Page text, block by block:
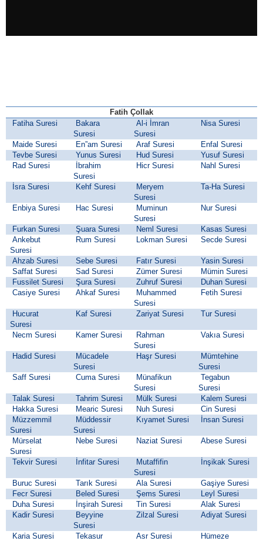
Fatih Çollak
Fatiha Suresi
Bakara
Suresi
Al-i İmran
Suresi
Nisa Suresi
Maide Suresi En”am Suresi Araf Suresi
Enfal Suresi
Tevbe Suresi
Yunus Suresi Hud Suresi
Yusuf Suresi
Rad Suresi
İbrahim
Suresi
Hicr Suresi Nahl Suresi
İsra Suresi Kehf Suresi
Meryem
Suresi
Ta-Ha Suresi
Enbiya Suresi Hac Suresi
Muminun
Suresi
Nur Suresi
Furkan Suresi Şuara Suresi Neml Suresi
Kasas Suresi
Ankebut
Suresi
Rum Suresi Lokman Suresi Secde Suresi
Ahzab Suresi Sebe Suresi Fatır Suresi
Yasin Suresi
Saffat Suresi
Sad Suresi Zümer Suresi
Mümin Suresi
Fussilet Suresi
Şura Suresi Zuhruf Suresi
Duhan Suresi
Casiye Suresi
Ahkaf Suresi
Muhammed
Suresi
Fetih Suresi
Hucurat
Suresi
Kaf Suresi Zariyat Suresi Tur Suresi
Necm Suresi Kamer Suresi
Rahman
Suresi
Vakıa Suresi
Hadid Suresi
Mücadele
Suresi
Haşr Suresi
Mümtehine
Suresi
Saff Suresi
Cuma Suresi
Münafikun
Suresi
Tegabun
Suresi
Talak Suresi
Tahrim Suresi Mülk Suresi
Kalem Suresi
Hakka Suresi
Mearic Suresi Nuh Suresi
Cin Suresi
Müzzemmil
Suresi
Müddessir
Suresi
Kıyamet Suresi İnsan Suresi
Mürselat
Suresi
Nebe Suresi Naziat Suresi Abese Suresi
Tekvir Suresi İnfitar Suresi
Mutaffifin
Suresi
İnşikak Suresi
Buruc Suresi Tarık Suresi Ala Suresi
Gaşiye Suresi
Fecr Suresi
Beled Suresi Şems Suresi
Leyl Suresi
Duha Suresi
İnşirah Suresi Tin Suresi
Alak Suresi
Kadir Suresi
Beyyine
Suresi
Zilzal Suresi Adiyat Suresi
Karia Suresi
Tekasur
Asr Suresi
Hümeze